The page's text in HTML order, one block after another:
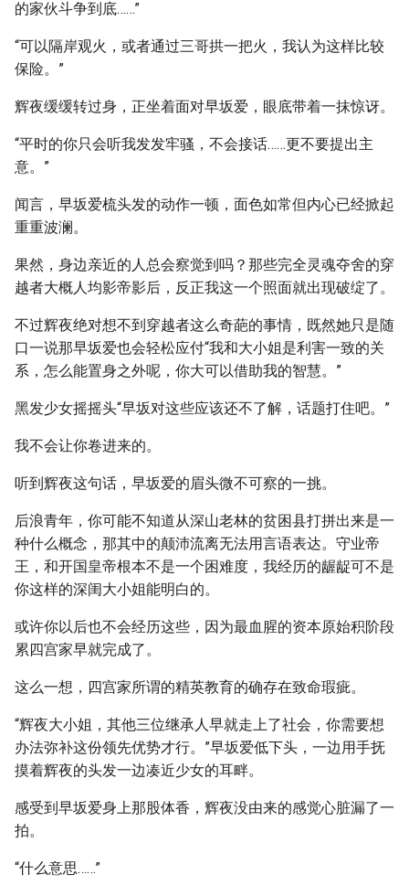
的家伙斗争到底……”
“可以隔岸观火，或者通过三哥拱一把火，我认为这样比较
保险。”
辉夜缓缓转过身，正坐着面对早坂爱，眼底带着一抹惊讶。
“平时的你只会听我发发牢骚，不会接话……更不要提出主
意。”
闻言，早坂爱梳头发的动作一顿，面色如常但内心已经掀起
重重波澜。
果然，身边亲近的人总会察觉到吗？那些完全灵魂夺舍的穿
越者大概人均影帝影后，反正我这一个照面就出现破绽了。
不过辉夜绝对想不到穿越者这么奇葩的事情，既然她只是随
口一说那早坂爱也会轻松应付“我和大小姐是利害一致的关
系，怎么能置身之外呢，你大可以借助我的智慧。”
黑发少女摇摇头“早坂对这些应该还不了解，话题打住吧。”
我不会让你卷进来的。
听到辉夜这句话，早坂爱的眉头微不可察的一挑。
后浪青年，你可能不知道从深山老林的贫困县打拼出来是一
种什么概念，那其中的颠沛流离无法用言语表达。守业帝
王，和开国皇帝根本不是一个困难度，我经历的龌龊可不是
你这样的深闺大小姐能明白的。
或许你以后也不会经历这些，因为最血腥的资本原始积阶段
累四宫家早就完成了。
这么一想，四宫家所谓的精英教育的确存在致命瑕疵。
“辉夜大小姐，其他三位继承人早就走上了社会，你需要想
办法弥补这份领先优势才行。”早坂爱低下头，一边用手抚
摸着辉夜的头发一边凑近少女的耳畔。
感受到早坂爱身上那股体香，辉夜没由来的感觉心脏漏了一
拍。
“什么意思……”